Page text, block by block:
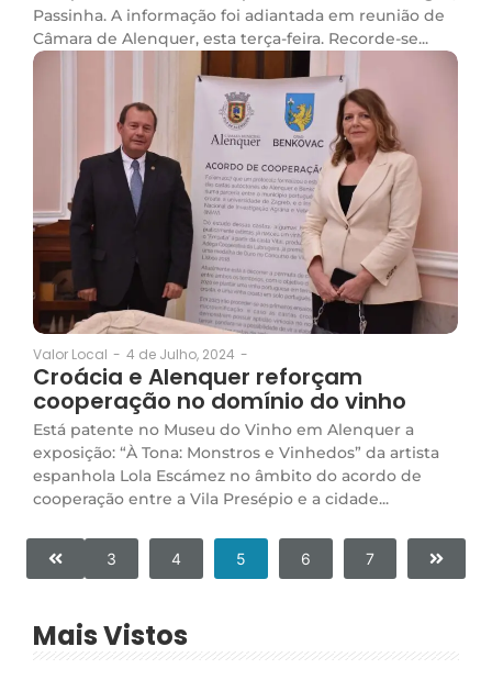
Passinha. A informação foi adiantada em reunião de
Câmara de Alenquer, esta terça-feira. Recorde-se...
Valor Local - 4 de Julho, 2024 -
Croácia e Alenquer reforçam
cooperação no domínio do vinho
Está patente no Museu do Vinho em Alenquer a
exposição: “À Tona: Monstros e Vinhedos” da artista
espanhola Lola Escámez no âmbito do acordo de
cooperação entre a Vila Presépio e a cidade...
3 4 5 6 7
Mais Vistos